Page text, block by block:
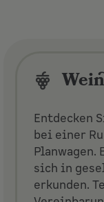
Entdecken
bei einer
Planwagen.
sich in
erkunden.